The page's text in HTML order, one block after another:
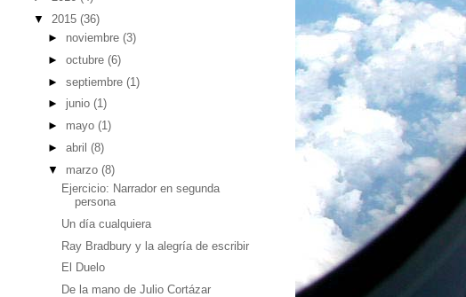
▼ 2015 (36)
► noviembre (3)
► octubre (6)
► septiembre (1)
► junio (1)
► mayo (1)
► abril (8)
▼ marzo (8)
Ejercicio: Narrador en segunda
persona
Un día cualquiera
Ray Bradbury y la alegría de escribir
El Duelo
De la mano de Julio Cortázar